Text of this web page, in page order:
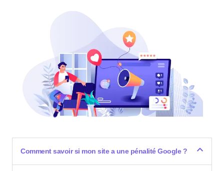
Comment savoir si mon site a une pénalité Google ?